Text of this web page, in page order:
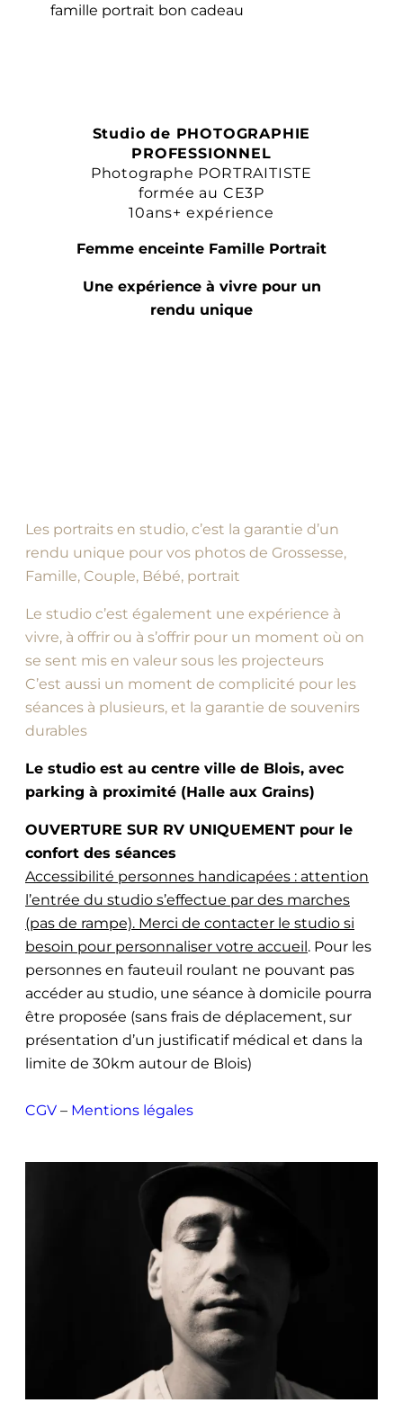
Studio de PHOTOGRAPHIE
PROFESSIONNEL
Photographe PORTRAITISTE
formée au CE3P
10ans+ expérience
Femme enceinte Famille Portrait
Une expérience à vivre pour un
rendu unique
Les portraits en studio, c’est la garantie d’un
rendu unique pour vos photos de Grossesse,
Famille, Couple, Bébé, portrait
Le studio c’est également une expérience à
vivre, à offrir ou à s’offrir pour un moment où on
se sent mis en valeur sous les projecteurs
C’est aussi un moment de complicité pour les
séances à plusieurs, et la garantie de souvenirs
durables
Le studio est au centre ville de Blois, avec
parking à proximité (Halle aux Grains)
OUVERTURE SUR RV UNIQUEMENT pour le
confort des séances
Accessibilité personnes handicapées : attention
l’entrée du studio s’effectue par des marches
(pas de rampe). Merci de contacter le studio si
besoin pour personnaliser votre accueil . Pour les
personnes en fauteuil roulant ne pouvant pas
accéder au studio, une séance à domicile pourra
être proposée (sans frais de déplacement, sur
présentation d’un justificatif médical et dans la
limite de 30km autour de Blois)
CGV – Mentions légales